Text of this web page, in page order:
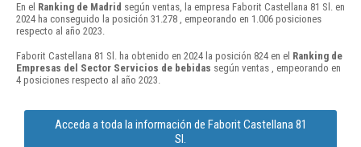
En el Ranking de Madrid según ventas, la empresa Faborit Castellana 81 Sl. en
2024 ha conseguido la posición 31.278 , empeorando en 1.006 posiciones
respecto al año 2023.
Faborit Castellana 81 Sl. ha obtenido en 2024 la posición 824 en el Ranking de
Empresas del Sector Servicios de bebidas según ventas , empeorando en
4 posiciones respecto al año 2023.
Acceda a toda la información de Faborit Castellana 81
Sl.